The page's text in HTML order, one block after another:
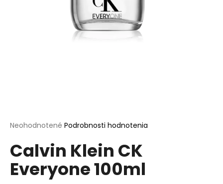
Priemerné
produktu
je
0,0
Neohodnotené Podrobnosti hodnotenia
Calvin Klein CK
Everyone 100ml
O
d